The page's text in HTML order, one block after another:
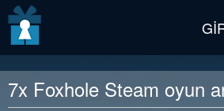
7x Foxhole Steam oyun